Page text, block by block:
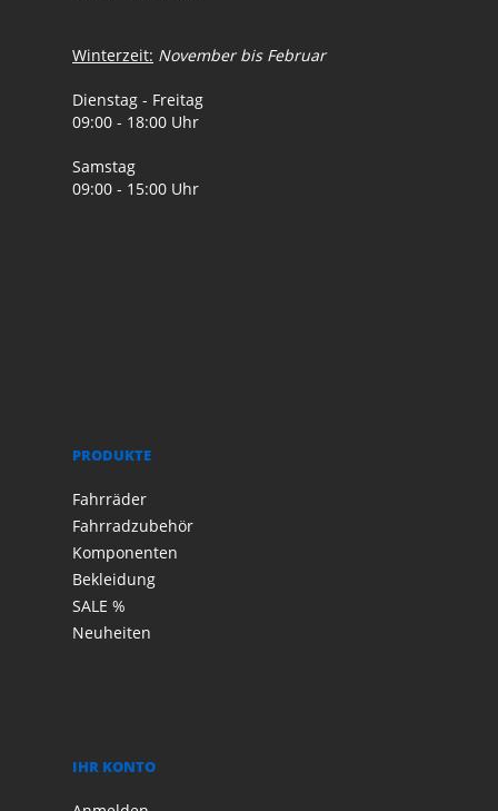
Winterzeit: November bis Februar
Dienstag - Freitag
09:00 - 18:00 Uhr
Samstag
09:00 - 15:00 Uhr
PRODUKTE
Fahrräder
Fahrradzubehör
Komponenten
Bekleidung
SALE %
Neuheiten
IHR KONTO